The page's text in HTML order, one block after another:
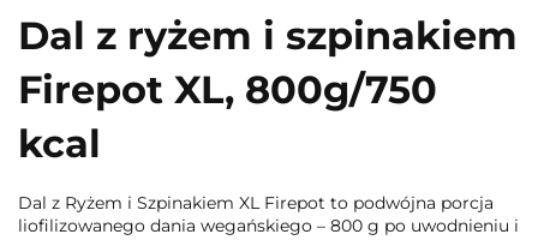
Dal z ryżem i szpinakiem
Firepot XL, 800g/750
kcal
Dal z Ryżem i Szpinakiem XL Firepot to podwójna porcja
liofilizowanego dania wegańskiego – 800 g po uwodnieniu i